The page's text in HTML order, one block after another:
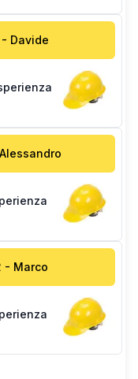
- Davide
Alessandro
- Marco